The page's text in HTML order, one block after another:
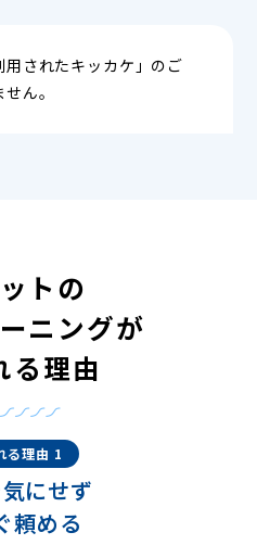
されたキッカケ」のご
ん。
トの
ニングが
る理由
る理由 1
にせず
頼める